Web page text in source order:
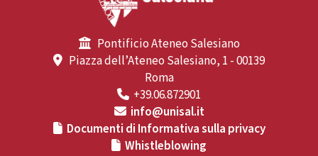
Pontificio Ateneo Salesiano
Piazza dell’Ateneo Salesiano, 1 - 00139
Roma
+39.06.872901
info@unisal.it
Documenti di Informativa sulla privacy
Whistleblowing